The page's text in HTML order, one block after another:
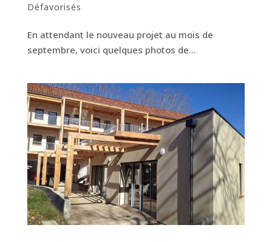
Défavorisés
En attendant le nouveau projet au mois de
septembre, voici quelques photos de…